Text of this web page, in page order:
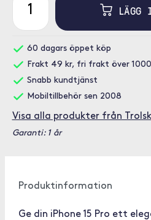
LÄGG
60 dagars öppet köp
Frakt 49 kr, fri frakt över
Snabb kundtjänst
Mobiltillbehör sen 2008
Visa alla produkter från Trolsk
Garanti: 1 år
Produktinformation
Ge din iPhone 15 Pro ett